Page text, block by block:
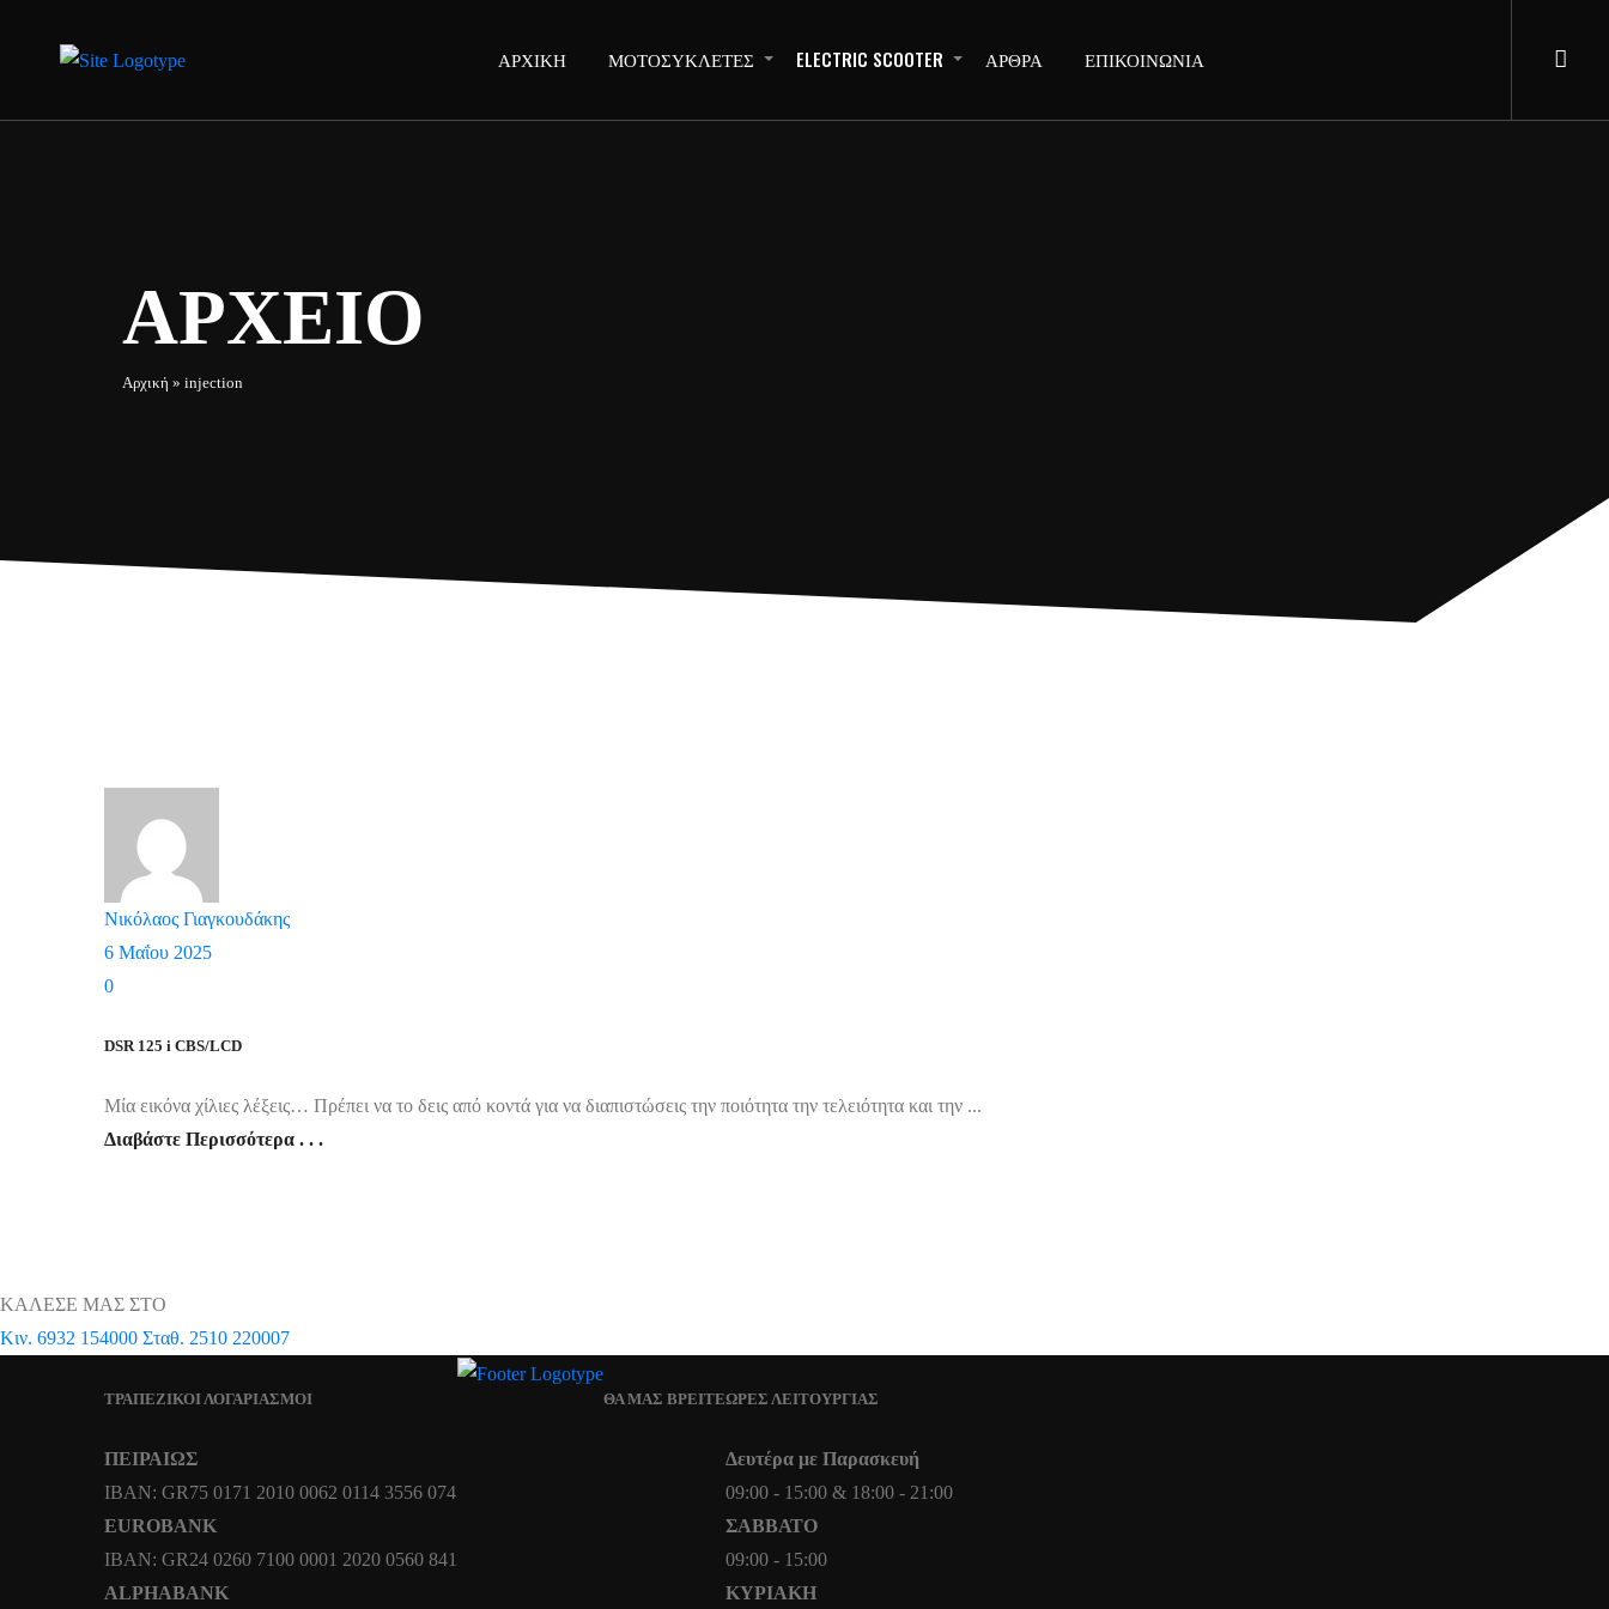
ΑΡΧΙΚΗ ΜΟΤΟΣΥΚΛΕΤΕΣ ELECTRIC SCOOTER ΑΡΘΡΑ ΕΠΙΚΟΙΝΩΝΙΑ
ΑΡΧΕΙΟ
Αρχική » injection
Νικόλαος Γιαγκουδάκης
6 Μαΐου 2025
0
DSR 125 i CBS/LCD
Mία εικόνα χίλιες λέξεις… Πρέπει να το δεις από κοντά για να διαπιστώσεις την ποιότητα την τελειότητα και την ...
Διαβάστε Περισσότερα . . .
ΚΑΛΕΣΕ ΜΑΣ ΣΤΟ
Κιν. 6932 154000 Σταθ. 2510 220007
ΤΡΑΠΕΖΙΚΟΙ ΛΟΓΑΡΙΑΣΜΟΙ
ΠΕΙΡΑΙΩΣ
ΙΒΑΝ: GR75 0171 2010 0062 0114 3556 074
EUROBANK
IBAN: GR24 0260 7100 0001 2020 0560 841
ALPHABANK
ΘΑ ΜΑΣ ΒΡΕΙΤΕΩΡΕΣ ΛΕΙΤΟΥΡΓΙΑΣ
Δευτέρα με Παρασκευή
09:00 - 15:00 & 18:00 - 21:00
ΣΑΒΒΑΤΟ
09:00 - 15:00
ΚΥΡΙΑΚΗ